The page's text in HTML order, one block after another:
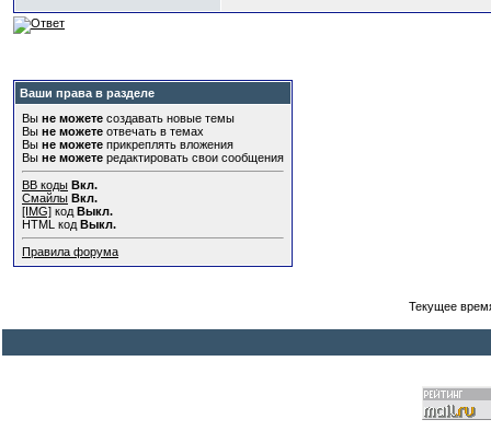
Ваши права в разделе
Вы не можете создавать новые темы
Вы не можете отвечать в темах
Вы не можете прикреплять вложения
Вы не можете редактировать свои сообщения
BB коды Вкл.
Смайлы Вкл.
[IMG] код Выкл.
HTML код Выкл.
Правила форума
Текущее